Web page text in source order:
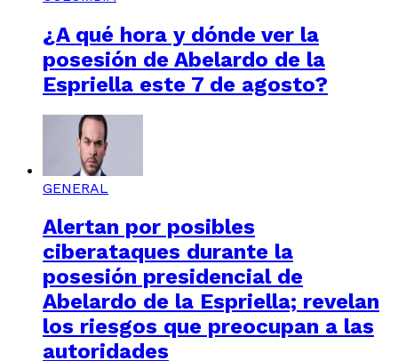
¿A qué hora y dónde ver la
posesión de Abelardo de la
Espriella este 7 de agosto?
GENERAL
Alertan por posibles
ciberataques durante la
posesión presidencial de
Abelardo de la Espriella; revelan
los riesgos que preocupan a las
autoridades